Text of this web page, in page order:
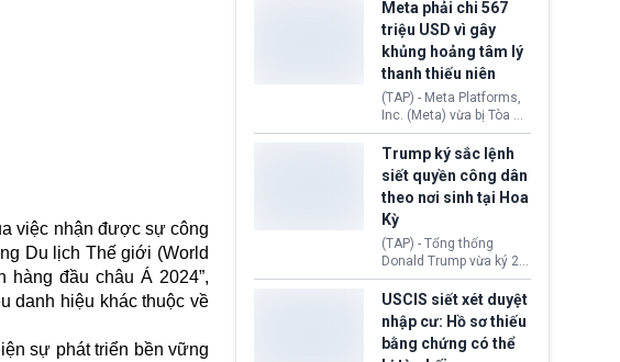
việc nhận được sự công
Du lịch Thế giới (World
đầu châu Á 2024”,
danh hiệu khác thuộc về
sự phát triển bền vững
thương mại, áp thuế mới
cùng lệnh cấm công
nghệ gần đây từ phía
Washington.
phán hòa bình, Iran
khẳng định chưa có bất
kỳ thỏa thuận nào.
Tehran cho rằng, Hoa Kỳ
chỉ đang dàn dựng “màn
kịch ngoại giao” để xoa
dịu căng thẳng.
Meta phải chi 567
triệu USD vì gây
khủng hoảng tâm lý
thanh thiếu niên
(TAP) - Meta Platforms,
Inc. (Meta) vừa bị Tòa án
bang New Mexico yêu
cầu đóng góp 567 triệu
USD vào một quỹ khắc
phục hậu quả. Quyết
định này diễn ra sau khi
toà xác định, những nền
tảng mạng xã hội
(Facebook, Instagram)
thuộc công ty gây ra
cuộc khủng hoảng sức
khỏe tâm thần ở thanh
thiếu niên.
Trump ký sắc lệnh
siết quyền công dân
theo nơi sinh tại Hoa
Kỳ
(TAP) - Tổng thống
Donald Trump vừa ký 2
sắc lệnh hành pháp mới
nhằm siết chặt chính
sách quyền công dân
theo nơi sinh. Động thái
diễn ra sau khi Tòa án
USCIS siết xét duyệt
nhập cư: Hồ sơ thiếu
bằng chứng có thể